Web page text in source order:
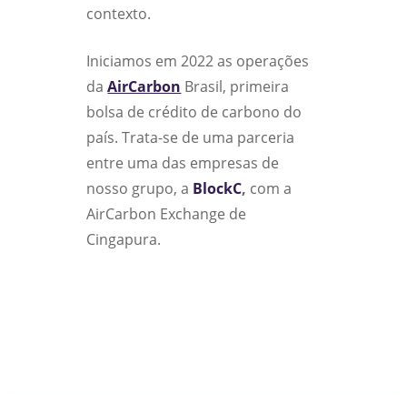
contexto.
Iniciamos em 2022 as operações
daAirCarbon Brasil, primeira
bolsa de crédito de carbono do
país. Trata-se de uma parceria
entre uma das empresas de
nosso grupo, a BlockC, com a
AirCarbon Exchange de
Cingapura.